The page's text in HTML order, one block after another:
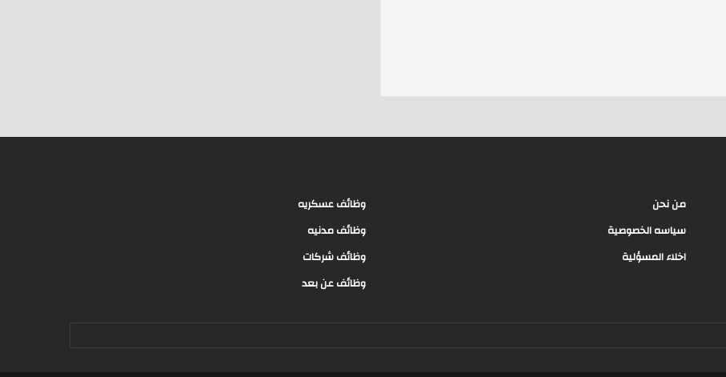
من نحن
سياسه الخصوصية
اخلاء المسؤلية
وظائف عسكريه
وظائف مدنيه
وظائف شركات
وظائف عن بعد